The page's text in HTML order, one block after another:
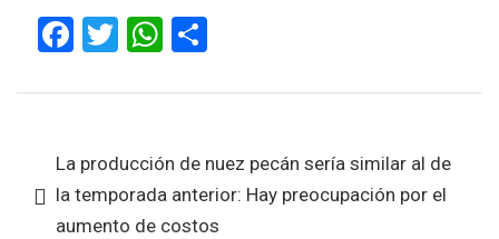
F
ce
o
o
T
tt
W
at
A
p
ar
entradas
La producción de nuez pecán sería similar al de
la temporada anterior: Hay preocupación por el
aumento de costos